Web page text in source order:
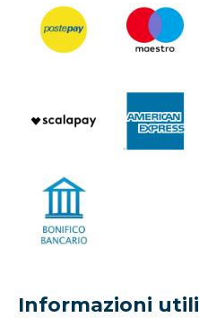
Informazioni utili